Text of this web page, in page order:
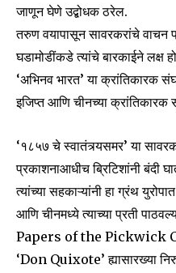
जाणून घेणे उद्बोधक ठरेल.
तरुण वयापासून सावरकरांचे वाचन
घडामोडींकडे त्यांचे बारकाईने लक्ष
‘अभिनव भारत’ या क्रांतिकारक
इजिप्त आणि चीनच्या क्रांतिकारक
‘१८५७ चे स्वातंत्र्यसमर’ या
प्रकाशनाआधीच ब्रिटिशांनी बंदी
त्यांच्या सहकाऱ्यांनी हा ग्रंथ
आणि चीनमध्ये त्याच्या प्रती
Papers of the Pickwick
‘Don Quixote’ ह्यासारख्या